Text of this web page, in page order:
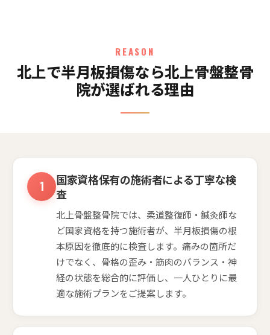
REASON
北上で半月板損傷なら北上骨盤整骨
院が選ばれる理由
国家資格保有の施術者による丁寧な検
査
北上骨盤整骨院では、柔道整復師・鍼灸師な
ど国家資格を持つ施術者が、半月板損傷の根
本原因を徹底的に検査します。痛みの箇所だ
けでなく、骨格の歪み・筋肉のバランス・神
経の状態を総合的に評価し、一人ひとりに最
適な施術プランをご提案します。